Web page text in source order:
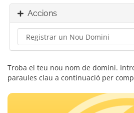
Accions
Troba el teu nou nom de domini.
paraules clau a continuació per